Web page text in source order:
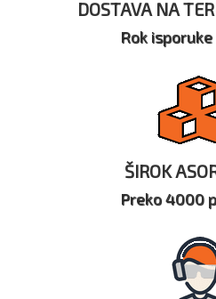
DOSTAVA NA
Rok
ŠIROK
Preko 4000